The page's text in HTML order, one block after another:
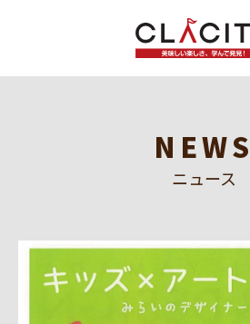
NEWS
ニュース